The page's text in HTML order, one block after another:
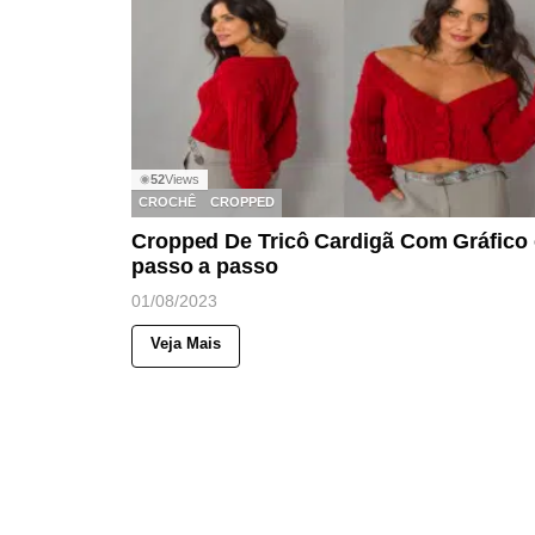
◉52Views
CROCHÊ
CROPPED
Cropped De Tricô Cardigã Com Gráfico
passo a passo
01/08/2023
Veja Mais